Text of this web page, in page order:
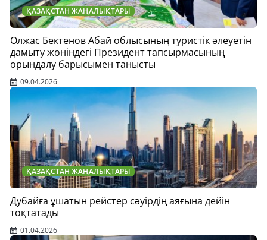
ҚАЗАҚСТАН ЖАҢАЛЫҚТАРЫ
Олжас Бектенов Абай облысының туристік әлеуетін
дамыту жөніндегі Президент тапсырмасының
орындалу барысымен танысты
09.04.2026
ҚАЗАҚСТАН ЖАҢАЛЫҚТАРЫ
Дубайға ұшатын рейстер сәуірдің аяғына дейін
тоқтатады
01.04.2026